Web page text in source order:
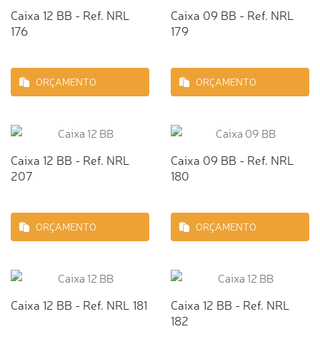
Caixa 12 BB - Ref. NRL
176
ORÇAMENTO
Caixa 09 BB - Ref. NRL
179
ORÇAMENTO
Caixa 12 BB - Ref. NRL
207
ORÇAMENTO
Caixa 09 BB - Ref. NRL
180
ORÇAMENTO
Caixa 12 BB - Ref. NRL 181
Caixa 12 BB - Ref. NRL
182